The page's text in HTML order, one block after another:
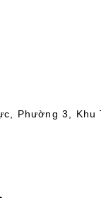
Phường 3, Khu